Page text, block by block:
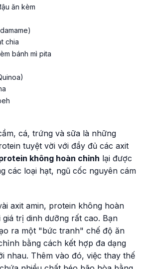
ăn kèm
chia
bánh mì pita
cá, trứng và sữa là những
tuyệt vời với đầy đủ các axit
không hoàn chỉnh lại được
các loại hạt, ngũ cốc nguyên cám
axit amin, protein không hoàn
trị dinh dưỡng rất cao. Bạn
ra một "bức tranh" chế độ ăn
bằng cách kết hợp đa dạng
nhau. Thêm vào đó, việc thay thế